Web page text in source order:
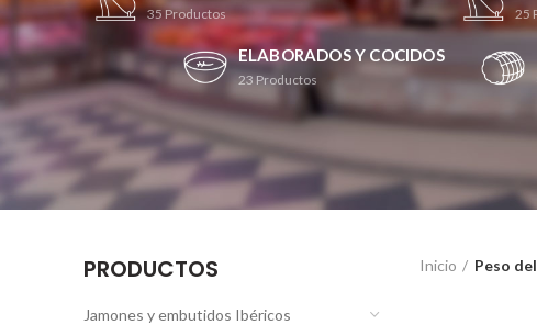
35 Productos 25
ELABORADOS Y COCIDOS
23Productos
PRODUCTOS
Jamones y embutidos Ibéricos
Inicio Peso